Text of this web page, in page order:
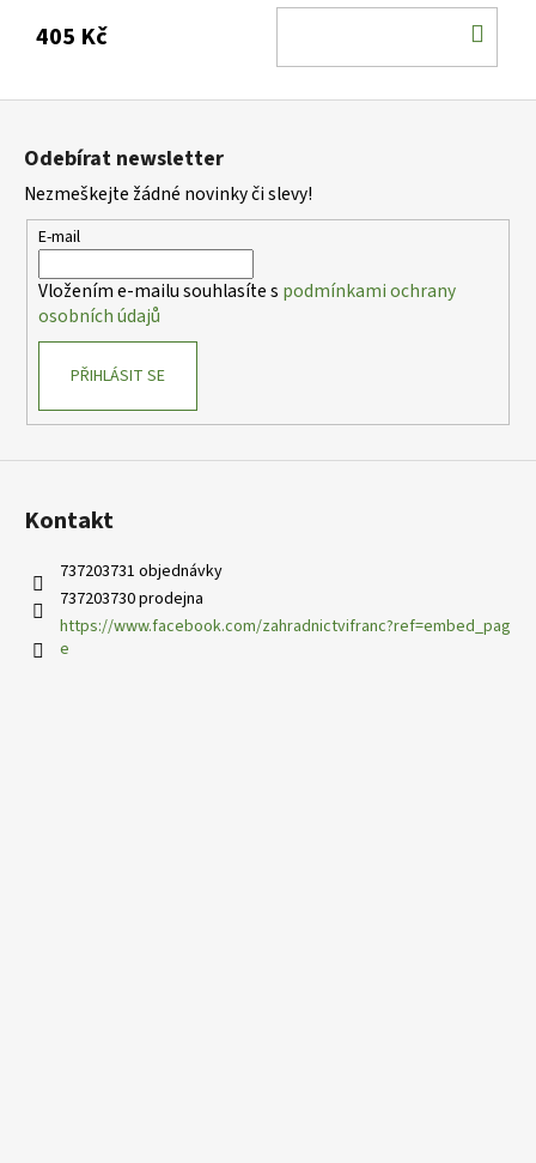
405 Kč
Z
Odebírat newsletter
Nezmeškejte žádné novinky či slevy!
E-mail
Vložením e-mailu souhlasíte s podmínkami ochrany
osobních údajů
PŘIHLÁSIT SE
Kontakt
737203731 objednávky
737203730 prodejna
https://www.facebook.com/zahradnictvifranc?ref=embed_pag
e